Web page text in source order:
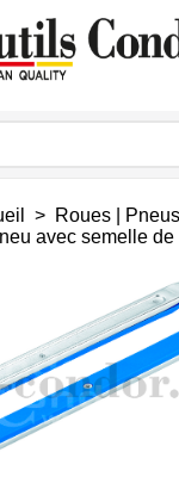
> Roues | Pneus
avec semelle